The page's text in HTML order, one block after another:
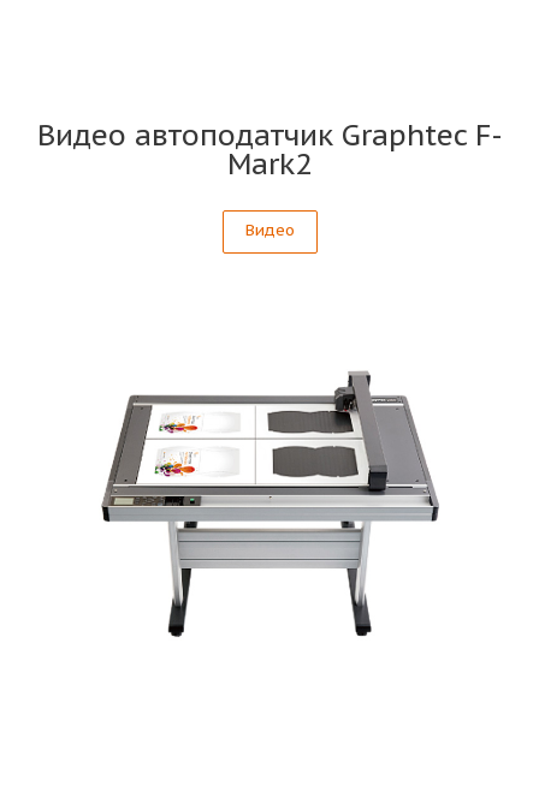
Видео автоподатчик Graphtec F-
Mark2
Видео